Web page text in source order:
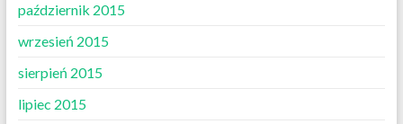
październik 2015
wrzesień 2015
sierpień 2015
lipiec 2015